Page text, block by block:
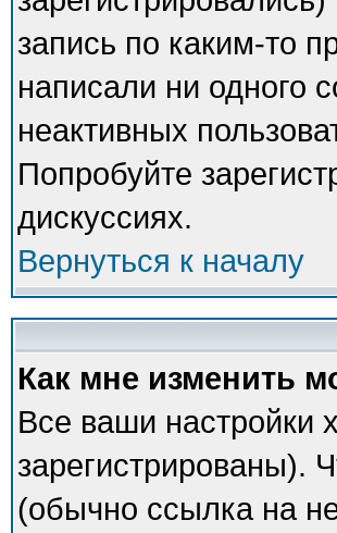
запись по каким-то
написали ни одного
неактивных
Попробуйте
дискуссиях.
Вернуться к началу
Как мне изменить
Все ваши настройки
зарегистрированы).
(обычно ссылка на